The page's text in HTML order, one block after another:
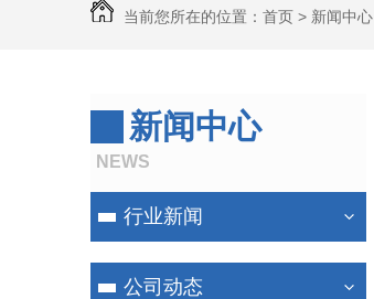
当前您所在的位置： 首页 > 新闻中心
新闻中心
NEWS
行业新闻
公司动态